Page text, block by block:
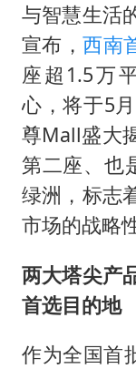
与智慧生活
宣布，西南
座超1.5万
心，将于5
尊Mall盛大
第二座、也
绿洲，标志
市场的战略
两大塔尖产
首选目的地
作为全国首